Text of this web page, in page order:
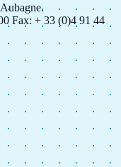
Fax: + 33 (0)4 91 44